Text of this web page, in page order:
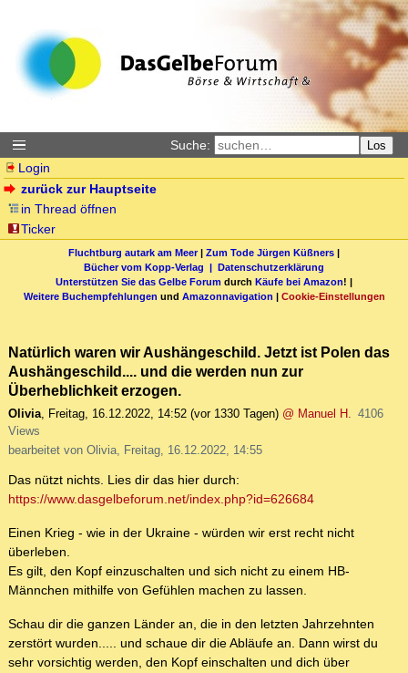
Suche: Los
Login
zurück zur Hauptseite
in Thread öffnen
Ticker
Fluchtburg autark am Meer| Zum Tode Jürgen Küßners |
Bücher vom Kopp-Verlag | Datenschutzerklärung
Unterstützen Sie das Gelbe Forum durch Käufe bei Amazon! |
Weitere Buchempfehlungen und Amazonnavigation | Cookie-Einstellungen
Natürlich waren wir Aushängeschild. Jetzt ist Polen das
Aushängeschild.... und die werden nun zur
Überheblichkeit erzogen.
Olivia, Freitag, 16.12.2022, 14:52 (vor 1330 Tagen) @ Manuel H. 4106
Views
bearbeitet von Olivia, Freitag, 16.12.2022, 14:55
Das nützt nichts. Lies dir das hier durch:
https://www.dasgelbeforum.net/index.php?id=626684
Einen Krieg - wie in der Ukraine - würden wir erst recht nicht
überleben.
Es gilt, den Kopf einzuschalten und sich nicht zu einem HB-
Männchen mithilfe von Gefühlen machen zu lassen.
Schau dir die ganzen Länder an, die in den letzten Jahrzehnten
zerstört wurden..... und schaue dir die Abläufe an. Dann wirst du
sehr vorsichtig werden, den Kopf einschalten und dich über